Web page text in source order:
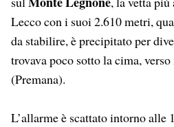
Lecco con i suoi 2.610 metri,
da stabilire, è precipitato per
trovava poco sotto la cima,
(Premana).
L’allarme è scattato intorno alle